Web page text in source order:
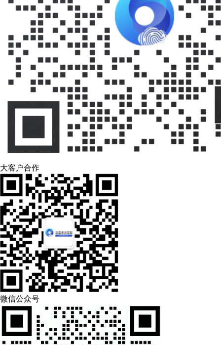
大客户合作
微信公众号